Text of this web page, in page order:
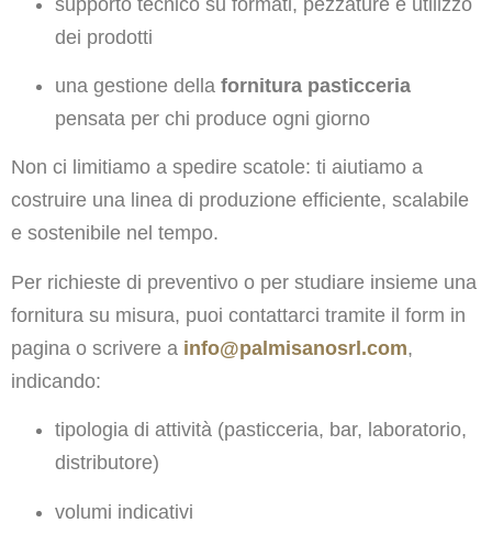
dei prodotti
una gestione della fornitura pasticceria
pensata per chi produce ogni giorno
Non ci limitiamo a spedire scatole: ti aiutiamo a
costruire una linea di produzione efficiente, scalabile
e sostenibile nel tempo.
Per richieste di preventivo o per studiare insieme una
fornitura su misura, puoi contattarci tramite il form in
pagina o scrivere a info@palmisanosrl.com,
indicando:
tipologia di attività (pasticceria, bar, laboratorio,
distributore)
volumi indicativi